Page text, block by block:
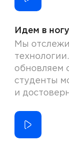
Идем в
Мы
обновляем
студенты
и